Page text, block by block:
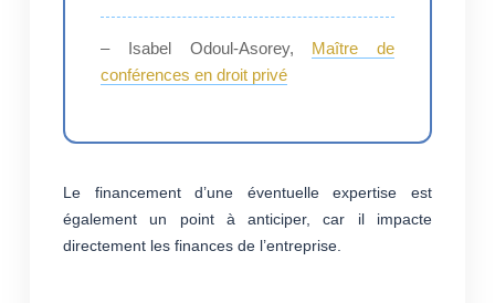
– Isabel Odoul-Asorey, Maître de
conférences en droit privé
Le financement d’une éventuelle expertise est
également un point à anticiper, car il impacte
directement les finances de l’entreprise.